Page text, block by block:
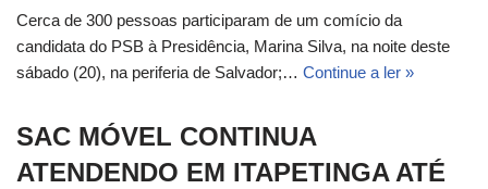
Cerca de 300 pessoas participaram de um comício da
candidata do PSB à Presidência, Marina Silva, na noite deste
sábado (20), na periferia de Salvador;… Continue a ler »
SAC MÓVEL CONTINUA
ATENDENDO EM ITAPETINGA ATÉ